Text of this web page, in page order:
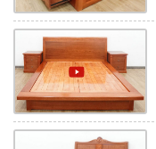
Liên
Hệ